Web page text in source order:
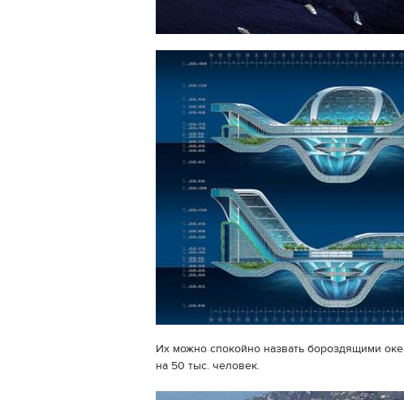
Их можно спокойно назвать бороздящими
на 50 тыс. человек.